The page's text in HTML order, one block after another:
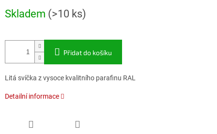
cena:
Skladem (>10 ks)
Přidat do košíku
Litá svíčka z vysoce kvalitního parafinu RAL
Detailní informace